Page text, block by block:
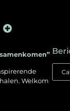
Welkom